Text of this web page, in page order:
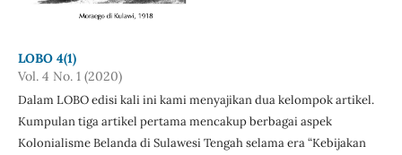
LOBO 4(1)
Vol. 4 No. 1 (2020)
Dalam LOBO edisi kali ini kami menyajikan dua kelompok artikel.
Kumpulan tiga artikel pertama mencakup berbagai aspek
Kolonialisme Belanda di Sulawesi Tengah selama era “Kebijakan